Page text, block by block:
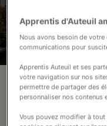
Un Collège
Ça se passe à
Accès
Se pré-
Apprentis d'Auteuil
Nous avons besoin de
communications pour
Apprentis Auteuil et ses
votre navigation sur nos
permettre de partager des
personnaliser nos contenus
Vous pouvez modifier à